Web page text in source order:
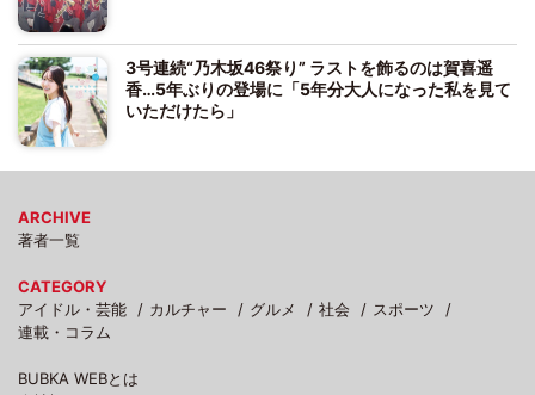
3号連続“乃木坂46祭り” ラストを飾るのは賀喜遥
香…5年ぶりの登場に「5年分大人になった私を見て
いただけたら」
ARCHIVE
著者一覧
CATEGORY
アイドル・芸能
カルチャー グルメ 社会
スポーツ
連載・コラム
BUBKA WEBとは